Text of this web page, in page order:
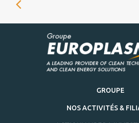
GROUPE
NOS ACTIVITÉS &